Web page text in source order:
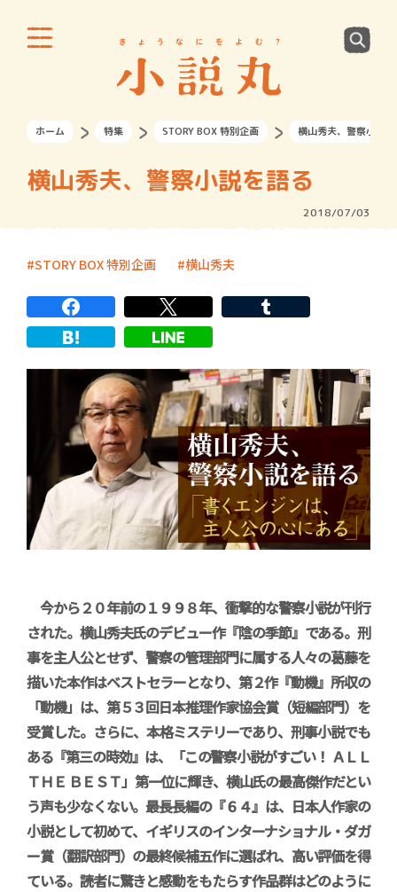
ホーム 特集 STORY BOX 特別企画 横山秀夫、警察小説
横山秀夫、警察小説を語る
2018/07/03
STORY BOX 特別企画 横山秀夫
今から２０年前の１９９８年、衝撃的な警察小説が刊行
された。横山秀夫氏のデビュー作『陰の季節』である。刑
事を主人公とせず、警察の管理部門に属する人々の葛藤を
描いた本作はベストセラーとなり、第２作『動機』所収の
「動機」は、第５３回日本推理作家協会賞（短編部門）を
受賞した。さらに、本格ミステリーであり、刑事小説でも
ある『第三の時効』は、「この警察小説がすごい！ ＡＬＬ
ＴＨＥ ＢＥＳＴ」第一位に輝き、横山氏の最高傑作だとい
う声も少なくない。最長長編の『６４』は、日本人作家の
小説として初めて、イギリスのインターナショナル・ダガ
ー賞（翻訳部門）の最終候補五作に選ばれ、高い評価を得
ている。読者に驚きと感動をもたらす作品群はどのように